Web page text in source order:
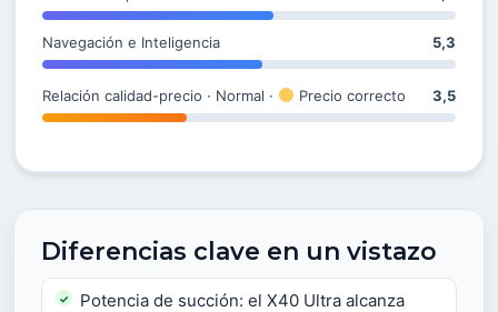
Navegación e Inteligencia 5,3
Relación calidad-precio · Normal · Precio correcto 3,5
Diferencias clave en un vistazo
Potencia de succión: el X40 Ultra alcanza